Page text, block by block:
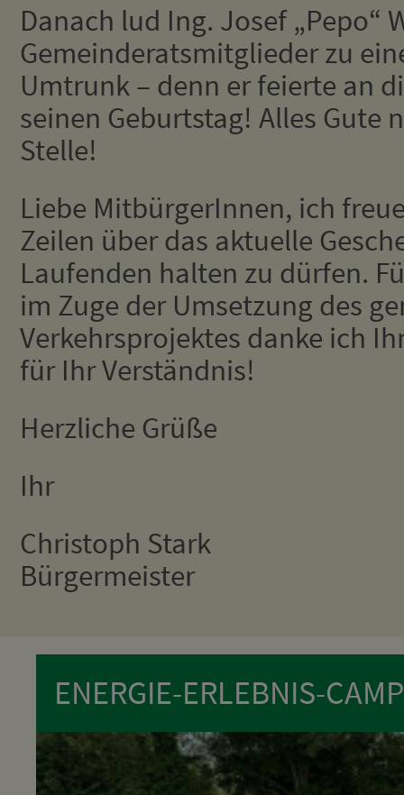
Danach lud Ing. Josef „Pepo“
Gemeinderatsmitglieder zu
Umtrunk – denn er feierte an
seinen Geburtstag! Alles Gute
Stelle!
Liebe MitbürgerInnen, ich
Zeilen über das aktuelle
Laufenden halten zu dürfen.
im Zuge der Umsetzung des
Verkehrsprojektes danke ich
für Ihr Verständnis!
Herzliche Grüße
Ihr
Christoph Stark
Bürgermeister
ENERGIE-ERLEBNIS-CAMP